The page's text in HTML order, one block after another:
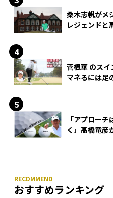
桑木志帆がメ
レジェンドと
菅楓華 のス
マネるには足
「アプロー
く」髙橋竜彦
おすすめランキング